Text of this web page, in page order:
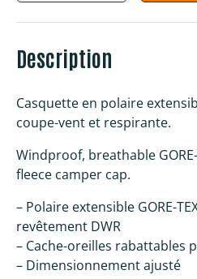
Description
Casquette en polaire
coupe-vent et respirante.
Windproof, breathable
fleece camper cap.
– Polaire extensible GORE-
revêtement DWR
– Cache-oreilles rabattables
– Dimensionnement ajusté